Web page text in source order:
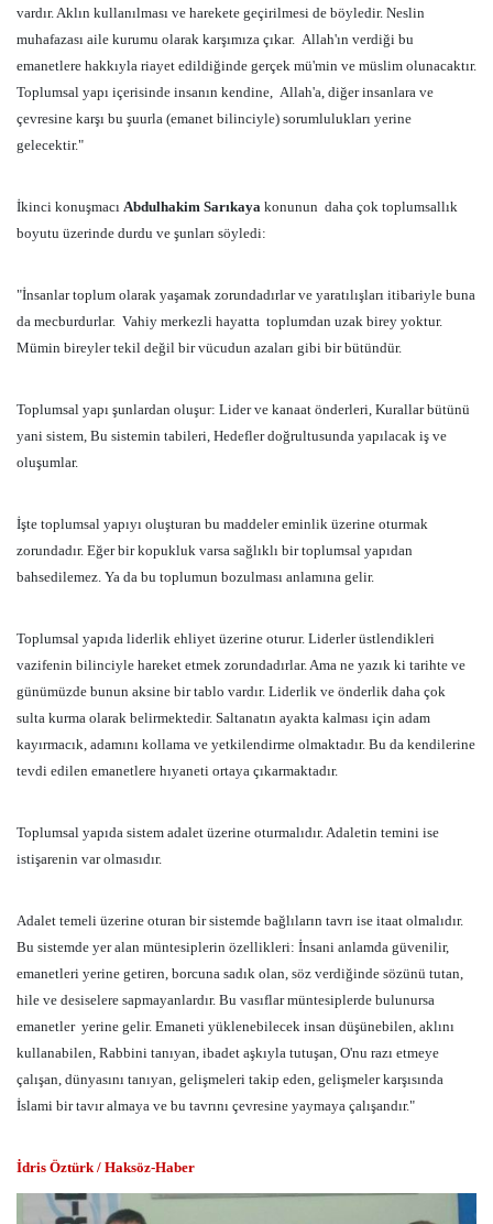
vardır. Aklın kullanılması ve harekete geçirilmesi de böyledir. Neslin
muhafazası aile kurumu olarak karşımıza çıkar. Allah'ın verdiği bu
emanetlere hakkıyla riayet edildiğinde gerçek mü'min ve müslim olunacaktır.
Toplumsal yapı içerisinde insanın kendine, Allah'a, diğer insanlara ve
çevresine karşı bu şuurla (emanet bilinciyle) sorumlulukları yerine
gelecektir."
İkinci konuşmacı Abdulhakim Sarıkaya konunun daha çok toplumsallık
boyutu üzerinde durdu ve şunları söyledi:
"İnsanlar toplum olarak yaşamak zorundadırlar ve yaratılışları itibariyle buna
da mecburdurlar. Vahiy merkezli hayatta toplumdan uzak birey yoktur.
Mümin bireyler tekil değil bir vücudun azaları gibi bir bütündür.
Toplumsal yapı şunlardan oluşur: Lider ve kanaat önderleri, Kurallar bütünü
yani sistem, Bu sistemin tabileri, Hedefler doğrultusunda yapılacak iş ve
oluşumlar.
İşte toplumsal yapıyı oluşturan bu maddeler eminlik üzerine oturmak
zorundadır. Eğer bir kopukluk varsa sağlıklı bir toplumsal yapıdan
bahsedilemez. Ya da bu toplumun bozulması anlamına gelir.
Toplumsal yapıda liderlik ehliyet üzerine oturur. Liderler üstlendikleri
vazifenin bilinciyle hareket etmek zorundadırlar. Ama ne yazık ki tarihte ve
günümüzde bunun aksine bir tablo vardır. Liderlik ve önderlik daha çok
sulta kurma olarak belirmektedir. Saltanatın ayakta kalması için adam
kayırmacık, adamını kollama ve yetkilendirme olmaktadır. Bu da kendilerine
tevdi edilen emanetlere hıyaneti ortaya çıkarmaktadır.
Toplumsal yapıda sistem adalet üzerine oturmalıdır. Adaletin temini ise
istişarenin var olmasıdır.
Adalet temeli üzerine oturan bir sistemde bağlıların tavrı ise itaat olmalıdır.
Bu sistemde yer alan müntesiplerin özellikleri: İnsani anlamda güvenilir,
emanetleri yerine getiren, borcuna sadık olan, söz verdiğinde sözünü tutan,
hile ve desiselere sapmayanlardır. Bu vasıflar müntesiplerde bulunursa
emanetler yerine gelir. Emaneti yüklenebilecek insan düşünebilen, aklını
kullanabilen, Rabbini tanıyan, ibadet aşkıyla tutuşan, O'nu razı etmeye
çalışan, dünyasını tanıyan, gelişmeleri takip eden, gelişmeler karşısında
İslami bir tavır almaya ve bu tavrını çevresine yaymaya çalışandır."
İdris Öztürk / Haksöz-Haber